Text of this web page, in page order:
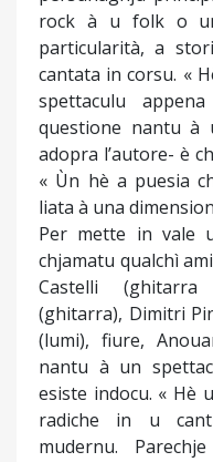
rock à u folk o
particularità, a
cantata in corsu. «
spettaculu
questione nantu à
adopra l’autore- è
« Ùn hè a puesia
liata à una
Per mette in vale
chjamatu qualchì
Castelli
(ghitarra), Dimitri
(lumi), fiure,
nantu à un
esiste indocu. « Hè
radiche in u
mudernu.